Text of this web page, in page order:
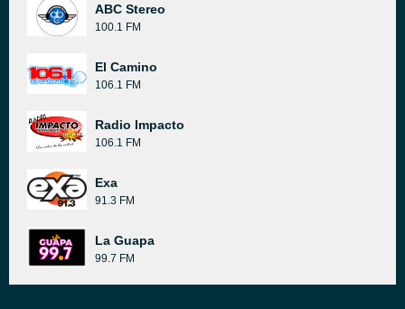
ABC Stereo
100.1 FM
El Camino
106.1 FM
Radio Impacto
106.1 FM
Exa
91.3 FM
La Guapa
99.7 FM